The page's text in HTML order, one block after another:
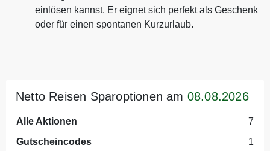
einlösen kannst. Er eignet sich perfekt als Geschenk
oder für einen spontanen Kurzurlaub.
Netto Reisen Sparoptionen am 08.08.2026
Alle Aktionen
7
Gutscheincodes
1